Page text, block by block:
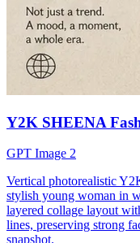
Y2K SHEENA
GPT Image 2
Vertical photorealistic
stylish young woman in
layered collage layout
lines, preserving strong
snapshot.